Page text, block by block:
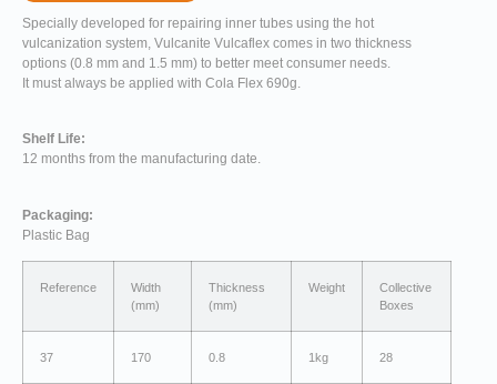
Specially developed for repairing inner tubes using the hot
vulcanization system, Vulcanite Vulcaflex comes in two thickness
options (0.8 mm and 1.5 mm) to better meet consumer needs.
It must always be applied with Cola Flex 690g.
Shelf Life:
12 months from the manufacturing date.
Packaging:
Plastic Bag
Reference
Width
(mm)
Thickness
(mm)
Weight
Collective
Boxes
37 170 0.8 1kg 28